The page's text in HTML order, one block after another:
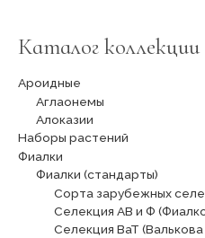
Каталог коллекции
Ароидные
Аглаонемы
Алоказии
Наборы растений
Фиалки
Фиалки (стандарты)
Сорта зарубежных
Селекция АВ и Ф
Селекция ВаТ (Валькова